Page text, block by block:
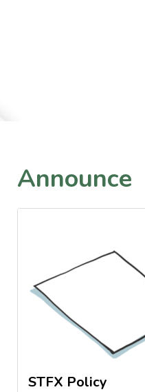
Announce
STFX Policy